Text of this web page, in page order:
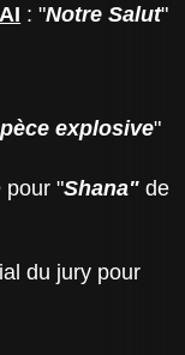
: "Notre Salut"
explosive"
pour "Shana"de
du jury pour